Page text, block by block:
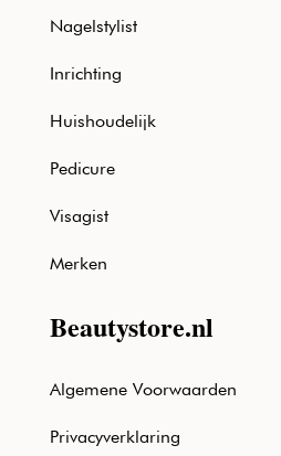
Nagelstylist
Inrichting
Huishoudelijk
Pedicure
Visagist
Merken
Beautystore.nl
Algemene Voorwaarden
Privacyverklaring